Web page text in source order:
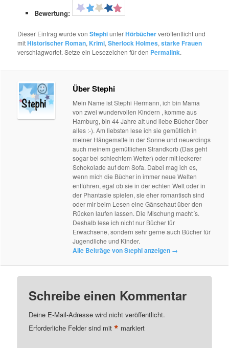
Bewertung:
Dieser Eintrag wurde vonStephiunterHörbücherveröffentlicht und
mitHistorischer Roman, Krimi,Sherlock Holmes,starke Frauen
verschlagwortet. Setze ein Lesezeichen für den Permalink.
Über Stephi
Mein Name ist Stephi Hermann, ich bin Mama
von zwei wundervollen Kindern , komme aus
Hamburg, bin 44 Jahre alt und liebe Bücher über
alles :-). Am liebsten lese ich sie gemütlich in
meiner Hängematte in der Sonne und neuerdings
auch meinem gemütlichen Strandkorb (Das geht
sogar bei schlechtem Wetter) oder mit leckerer
Schokolade auf dem Sofa. Dabei mag ich es,
wenn mich die Bücher in immer neue Welten
entführen, egal ob sie in der echten Welt oder in
der Phantasie spielen, sie eher romantisch sind
oder mir beim Lesen eine Gänsehaut über den
Rücken laufen lassen. Die Mischung macht´s.
Deshalb lese ich nicht nur Bücher für
Erwachsene, sondern sehr gerne auch Bücher für
Jugendliche und Kinder.
Alle Beiträge von Stephi anzeigen →
Schreibe einen Kommentar
Deine E-Mail-Adresse wird nicht veröffentlicht.
Erforderliche Felder sind mit* markiert